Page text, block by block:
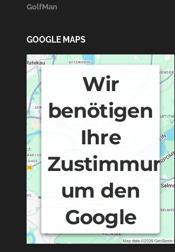
GolfMan
GOOGLE MAPS
Wir
benötigen
Ihre
Zustimmung,
um den
Google
Maps-